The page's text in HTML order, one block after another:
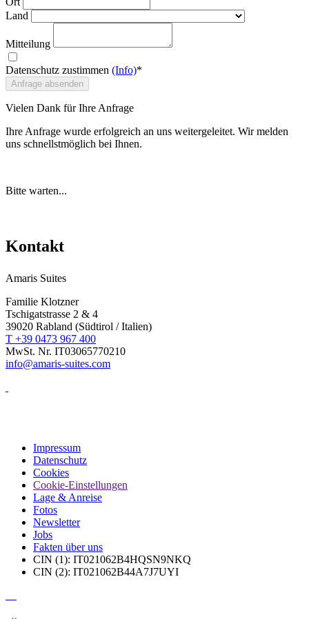
Land
Mitteilung
Datenschutz zustimmen (Info)*
Anfrage absenden
Vielen Dank für Ihre Anfrage
Ihre Anfrage wurde erfolgreich an uns weitergeleitet. Wir melden
uns schnellstmöglich bei Ihnen.
Bitte warten...
Kontakt
Amaris Suites
Familie Klotzner
Tschigatstrasse 2 & 4
39020 Rabland (Südtirol / Italien)
T +39 0473 967 400
MwSt. Nr. IT03065770210
info@amaris-suites.com
Impressum
Datenschutz
Cookies
Cookie-Einstellungen
Lage & Anreise
Fotos
Newsletter
Jobs
Fakten über uns
CIN (1): IT021062B4HQSN9NKQ
CIN (2): IT021062B44A7J7UYI